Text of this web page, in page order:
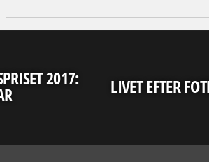
2017: LIVET EFTER